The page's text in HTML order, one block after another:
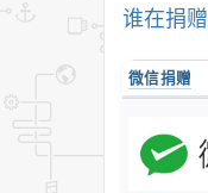
谁在捐赠
微信捐赠